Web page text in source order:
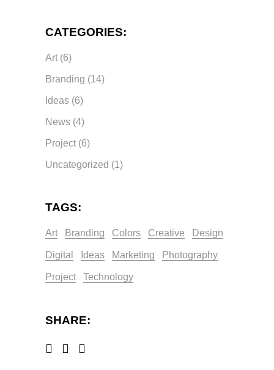
CATEGORIES:
Art (6)
Branding (14)
Ideas (6)
News (4)
Project (6)
Uncategorized (1)
TAGS:
Art Branding Colors Creative Design
Digital Ideas Marketing Photography
Project Technology
SHARE: